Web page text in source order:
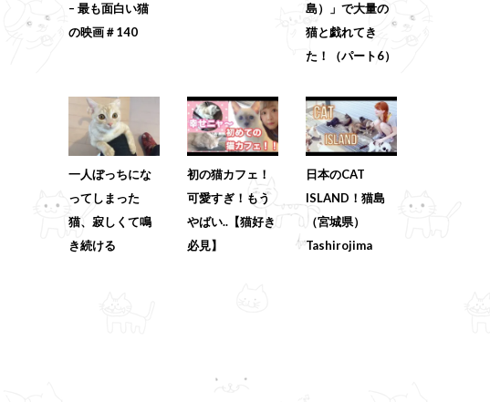
– 最も面白い猫
の映画＃140
島）」で大量の
猫と戯れてき
た！（パート6）
一人ぼっちにな
ってしまった
猫、寂しくて鳴
き続ける
初の猫カフェ！
可愛すぎ！もう
やばい..【猫好き
必見】
日本のCAT
ISLAND！猫島
（宮城県）
Tashirojima